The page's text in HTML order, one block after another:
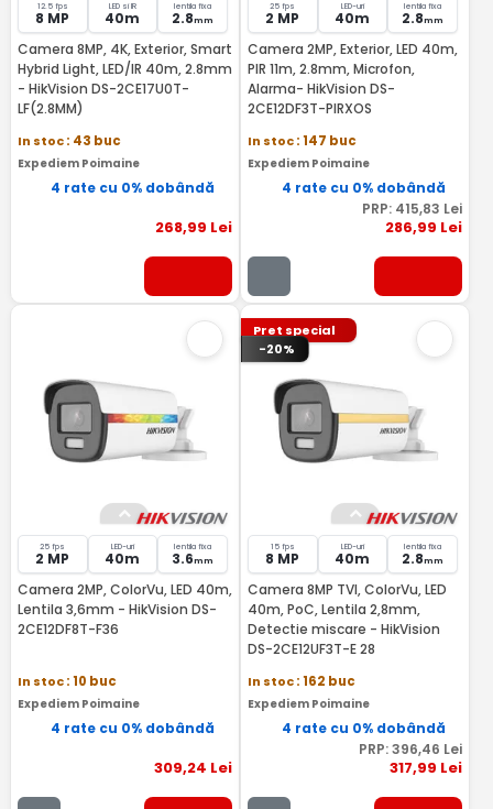
12.5 fps
8 MP
LED si IR
40m
lentila fixa
2.8mm
Camera 8MP, 4K, Exterior, Smart
Hybrid Light, LED/IR 40m, 2.8mm
- HikVision DS-2CE17U0T-
LF(2.8MM)
In stoc: 43 buc
Expediem Poimaine
4 rate cu 0% dobândă
268,99 Lei
25 fps
2 MP
LED-uri
40m
lentila fixa
2.8mm
Camera 2MP, Exterior, LED 40m,
PIR 11m, 2.8mm, Microfon,
Alarma- HikVision DS-
2CE12DF3T-PIRXOS
In stoc: 147 buc
Expediem Poimaine
4 rate cu 0% dobândă
PRP: 415,83 Lei
286,99 Lei
25 fps
2 MP
LED-uri
40m
lentila fixa
3.6mm
Camera 2MP, ColorVu, LED 40m,
Lentila 3,6mm - HikVision DS-
2CE12DF8T-F36
In stoc: 10 buc
Expediem Poimaine
4 rate cu 0% dobândă
309,24 Lei
Pret special
-20%
15 fps
8 MP
LED-uri
40m
lentila fixa
2.8mm
Camera 8MP TVI, ColorVu, LED
40m, PoC, Lentila 2,8mm,
Detectie miscare - HikVision
DS-2CE12UF3T-E 28
In stoc: 162 buc
Expediem Poimaine
4 rate cu 0% dobândă
PRP:396,46 Lei
317,99 Lei